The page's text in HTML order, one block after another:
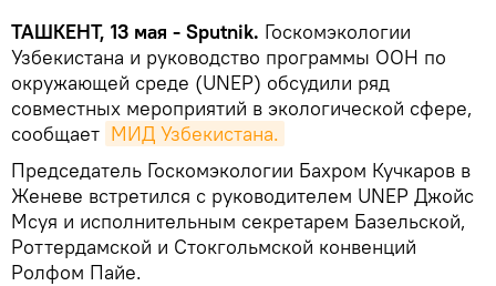
ТАШКЕНТ, 13 мая - Sputnik. Госкомэкологии
Узбекистана и руководство программы ООН по
окружающей среде (UNEP) обсудили ряд
совместных мероприятий в экологической сфере,
сообщает МИД Узбекистана.
Председатель Госкомэкологии Бахром Кучкаров в
Женеве встретился с руководителем UNEP Джойс
Мсуя и исполнительным секретарем Базельской,
Роттердамской и Стокгольмской конвенций
Ролфом Пайе.